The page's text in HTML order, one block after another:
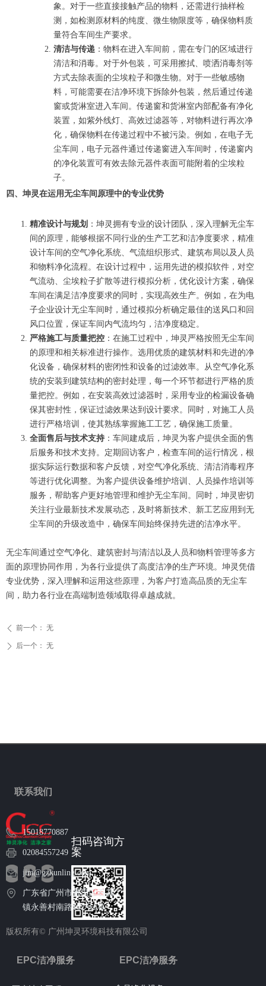
象。对于一些直接接触产品的物料，还需进行抽样检
测，如检测原材料的纯度、微生物限度等，确保物料质
量符合车间生产要求。
清洁与传递 ：物料在进入车间前，需在专门的区域进行
清洁和消毒。对于外包装，可采用擦拭、喷洒消毒剂等
方式去除表面的尘埃粒子和微生物。对于一些敏感物
料，可能需要在洁净环境下拆除外包装，然后通过传递
窗或货淋室进入车间。传递窗和货淋室内部配备有净化
装置，如紫外线灯、高效过滤器等，对物料进行再次净
化，确保物料在传递过程中不被污染。例如，在电子无
尘车间，电子元器件通过传递窗进入车间时，传递窗内
的净化装置可有效去除元器件表面可能附着的尘埃粒
子。
四、坤灵在运用无尘车间原理中的专业优势
精准设计与规划 ：坤灵拥有专业的设计团队，深入理解无尘车
间的原理，能够根据不同行业的生产工艺和洁净度要求，精准
设计车间的空气净化系统、气流组织形式、建筑布局以及人员
和物料净化流程。在设计过程中，运用先进的模拟软件，对空
气流动、尘埃粒子扩散等进行模拟分析，优化设计方案，确保
车间在满足洁净度要求的同时，实现高效生产。例如，在为电
子企业设计无尘车间时，通过模拟分析确定最佳的送风口和回
风口位置，保证车间内气流均匀，洁净度稳定。
严格施工与质量把控 ：在施工过程中，坤灵严格按照无尘车间
的原理和相关标准进行操作。选用优质的建筑材料和先进的净
化设备，确保材料的密闭性和设备的过滤效率。从空气净化系
统的安装到建筑结构的密封处理，每一个环节都进行严格的质
量把控。例如，在安装高效过滤器时，采用专业的检漏设备确
保其密封性，保证过滤效果达到设计要求。同时，对施工人员
进行严格培训，使其熟练掌握施工工艺，确保施工质量。
全面售后与技术支持 ：车间建成后，坤灵为客户提供全面的售
后服务和技术支持。定期回访客户，检查车间的运行情况，根
据实际运行数据和客户反馈，对空气净化系统、清洁消毒程序
等进行优化调整。为客户提供设备维护培训、人员操作培训等
服务，帮助客户更好地管理和维护无尘车间。同时，坤灵密切
关注行业最新技术发展动态，及时将新技术、新工艺应用到无
尘车间的升级改造中，确保车间始终保持先进的洁净水平。
无尘车间通过空气净化、建筑密封与清洁以及人员和物料管理等多方
面的原理协同作用，为各行业提供了高度洁净的生产环境。坤灵凭借
专业优势，深入理解和运用这些原理，为客户打造高品质的无尘车
间，助力各行业在高端制造领域取得卓越成就。
ꄴ 前一个： 无
ꄲ 后一个： 无
版权所有© 广州坤灵环境科技有限公司
扫码咨询方
案
EPC洁净服务 EPC洁净服务
15018770887
02084557249
jim@gzkunling.com
广东省广州市番禺区石碁
镇永善村南路102号6栋
联系我们